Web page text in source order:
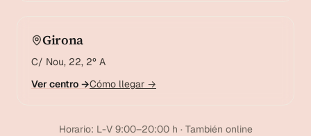
Girona
C/ Nou, 22, 2º A
Ver centro →Cómo llegar →
Horario: L-V 9:00–20:00 h · También online